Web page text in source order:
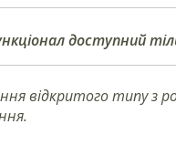
доступний
відкритого типу з